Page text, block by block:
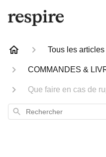
Tous les articles
COMMANDES &
Que faire en cas de
Rechercher